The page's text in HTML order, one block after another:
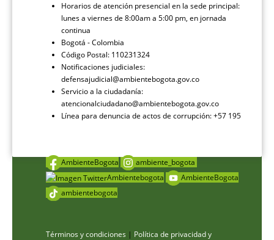
Horarios de atención presencial en la sede principal:
lunes a viernes de 8:00am a 5:00 pm, en jornada
continua
Bogotá - Colombia
Código Postal: 110231324
Notificaciones judiciales:
defensajudicial@ambientebogota.gov.co
Servicio a la ciudadanía:
atencionalciudadano@ambientebogota.gov.co
Línea para denuncia de actos de corrupción: +57 195
AmbienteBogota
ambiente_bogota
Ambientebogota
AmbienteBogota
ambientebogota
Términos y condiciones | Política de privacidad y